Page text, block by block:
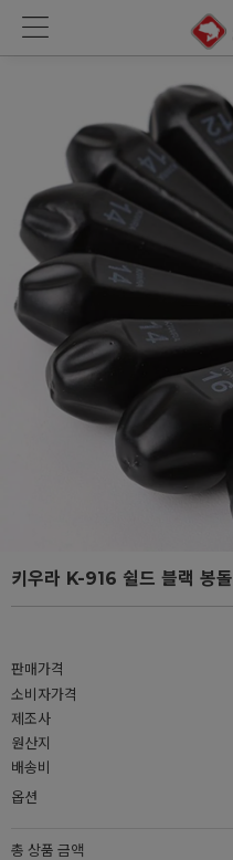
키우라 K-916 쉴드 블랙 봉돌
판매가격
소비자가격
제조사
원산지
배송비
옵션
총 상품 금액